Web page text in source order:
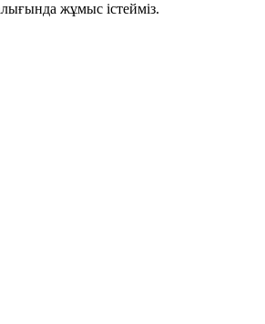
жұмыс істейміз.